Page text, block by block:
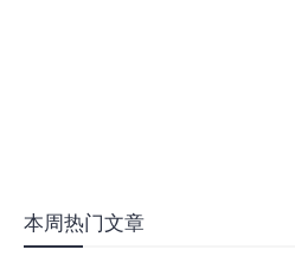
本周热门文章